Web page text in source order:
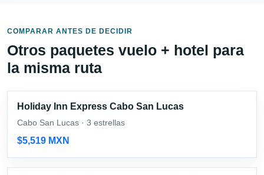
COMPARAR ANTES DE DECIDIR
Otros paquetes vuelo + hotel para
la misma ruta
Holiday Inn Express Cabo San Lucas
Cabo San Lucas · 3 estrellas
$5,519 MXN